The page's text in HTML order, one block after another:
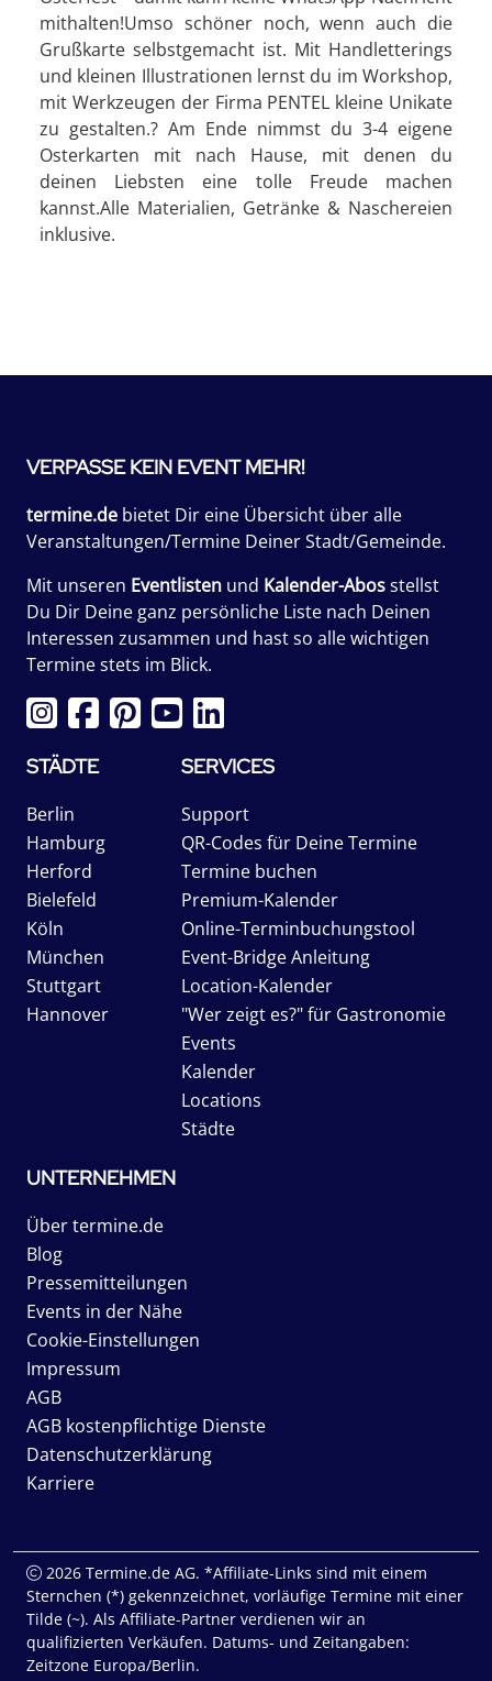
mithalten!Umso schöner noch, wenn auch die
Grußkarte selbstgemacht ist. Mit Handletterings
und kleinen Illustrationen lernst du im Workshop,
mit Werkzeugen der Firma PENTEL kleine Unikate
zu gestalten.? Am Ende nimmst du 3-4 eigene
Osterkarten mit nach Hause, mit denen du
deinen Liebsten eine tolle Freude machen
kannst.Alle Materialien, Getränke & Naschereien
inklusive.
VERPASSE KEIN EVENT MEHR!
termine.de bietet Dir eine Übersicht über alle
Veranstaltungen/Termine Deiner Stadt/Gemeinde.
Mit unseren Eventlisten und Kalender-Abosstellst
Du Dir Deine ganz persönliche Liste nach Deinen
Interessen zusammen und hast so alle wichtigen
Termine stets im Blick.
STÄDTE
Berlin
Hamburg
Herford
Bielefeld
Köln
München
Stuttgart
Hannover
SERVICES
Support
QR-Codes für Deine Termine
Termine buchen
Premium-Kalender
Online-Terminbuchungstool
Event-Bridge Anleitung
Location-Kalender
"Wer zeigt es?" für Gastronomie
Events
Kalender
Locations
Städte
UNTERNEHMEN
Über termine.de
Blog
Pressemitteilungen
Events in der Nähe
Cookie-Einstellungen
Impressum
AGB
AGB kostenpflichtige Dienste
Datenschutzerklärung
Karriere
2026 Termine.de AG. *Affiliate-Links sind mit einem
Sternchen (*) gekennzeichnet, vorläufige Termine mit einer
Tilde (~). Als Affiliate-Partner verdienen wir an
qualifizierten Verkäufen. Datums- und Zeitangaben:
Zeitzone Europa/Berlin.